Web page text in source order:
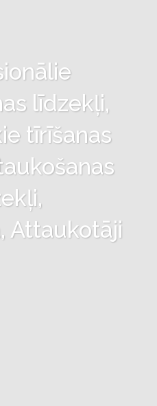
līdzekļi,
tīrīšanas
Attaukotāji